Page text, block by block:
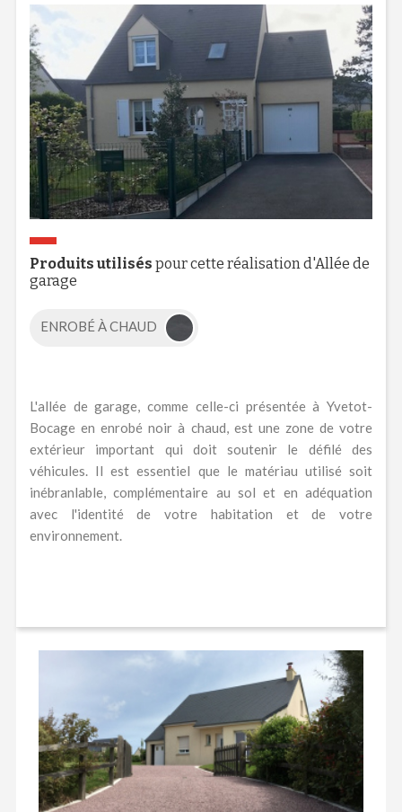
Produits utilisés pour cette réalisation d'Allée de
garage
ENROBÉ À CHAUD
L'allée de garage, comme celle-ci présentée à Yvetot-
Bocage en enrobé noir à chaud, est une zone de votre
extérieur important qui doit soutenir le défilé des
véhicules. Il est essentiel que le matériau utilisé soit
inébranlable, complémentaire au sol et en adéquation
avec l'identité de votre habitation et de votre
environnement.